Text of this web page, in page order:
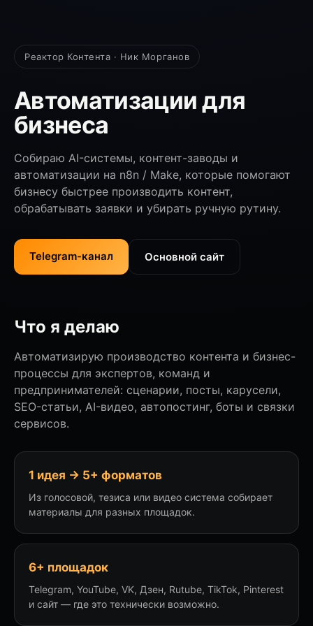
Реактор Контента · Ник Морганов
Автоматизации для
бизнеса
Собираю AI-системы, контент-заводы и
автоматизации на n8n / Make, которые помогают
бизнесу быстрее производить контент,
обрабатывать заявки и убирать ручную рутину.
Telegram-канал Основной сайт
Что я делаю
Автоматизирую производство контента и бизнес-
процессы для экспертов, команд и
предпринимателей: сценарии, посты, карусели,
SEO-статьи, AI-видео, автопостинг, боты и связки
сервисов.
1 идея → 5+ форматов
Из голосовой, тезиса или видео система собирает
материалы для разных площадок.
6+ площадок
Telegram, YouTube, VK, Дзен, Rutube, TikTok, Pinterest
и сайт — где это технически возможно.